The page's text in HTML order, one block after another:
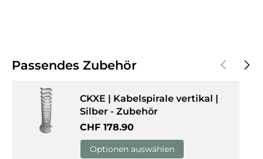
Passendes Zubehör Vorherige
CKXE | Kabelspirale vertikal |
Silber - Zubehör
Normaler Preis
CHF 178.90
Optionen auswählen